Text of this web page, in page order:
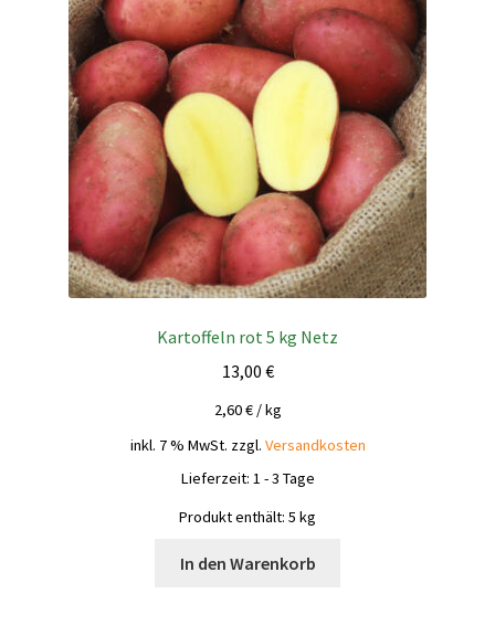
Kartoffeln rot 5 kg Netz
13,00 €
2,60€/kg
inkl. 7 % MwSt. zzgl. Versandkosten
Lieferzeit: 1 - 3 Tage
Produkt enthält: 5 kg
In den Warenkorb